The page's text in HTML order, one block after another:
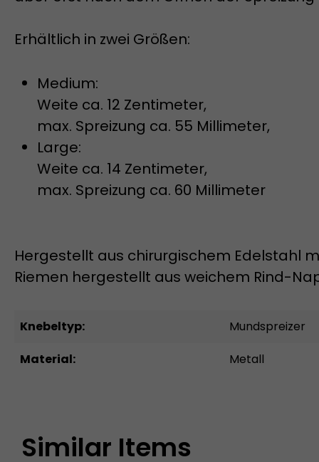
Erhältlich in zwei Größen:
Medium:
Weite ca. 12 Zentimeter,
max. Spreizung ca. 55 Millimeter,
Large:
Weite ca. 14 Zentimeter,
max. Spreizung ca. 60 Millimeter
Hergestellt aus chirurgischem Edelstahl
Riemen hergestellt aus weichem Rind-
Knebeltyp:
Mundspreizer
Material:
Metall
Similar Items